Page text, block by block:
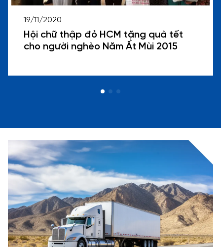
19/11/2020
Hội chữ thập đỏ HCM tặng quà tết
cho người nghèo Năm Ất Mùi 2015